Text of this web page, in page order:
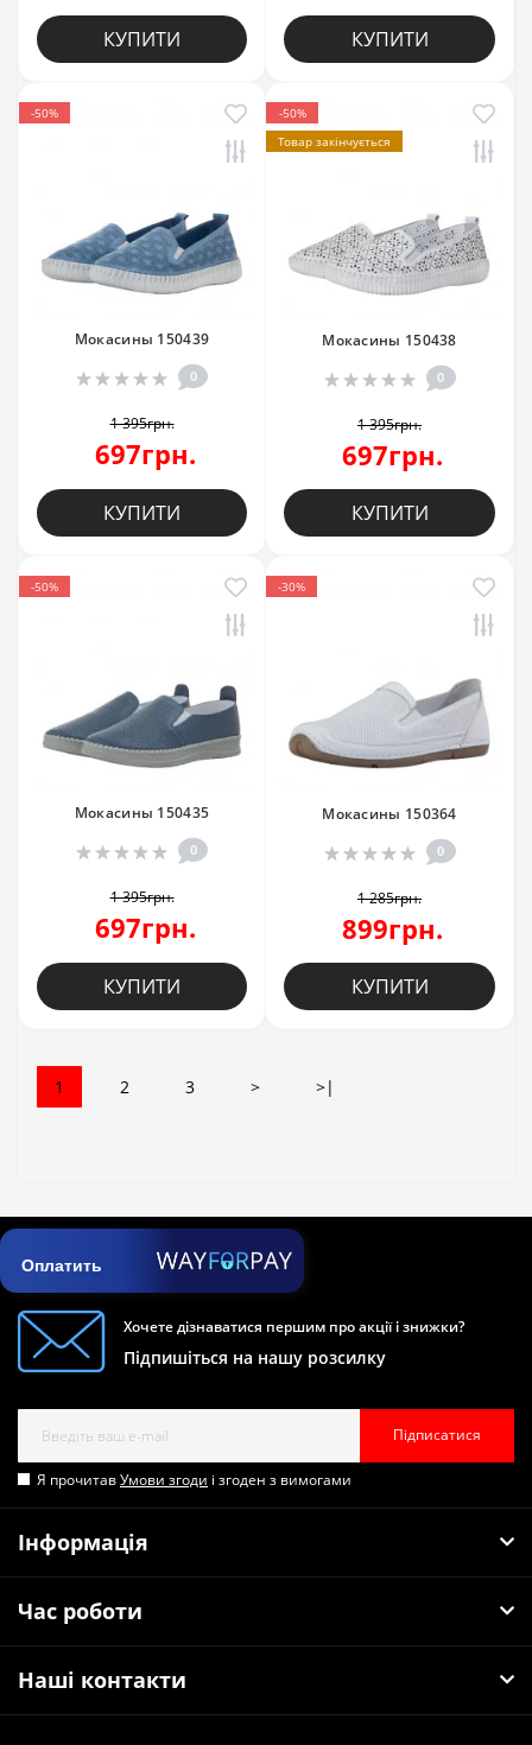
КУПИТИ КУПИТИ
-50%
Мокасины 150439
0
1 395грн.
697грн.
КУПИТИ
-50%
Товар закінчується
Мокасины 150438
0
1 395грн.
697грн.
КУПИТИ
-50%
Мокасины 150435
0
1 395грн.
697грн.
КУПИТИ
-30%
Мокасины 150364
0
1 285грн.
899грн.
КУПИТИ
1 2 3 > >|
Оплатить
Хочете дізнаватися першим про акції і знижки?
Підпишіться на нашу розсилку
Підписатися
Я прочитавУмови згоди і згоден з вимогами
Інформація
Час роботи
Наші контакти